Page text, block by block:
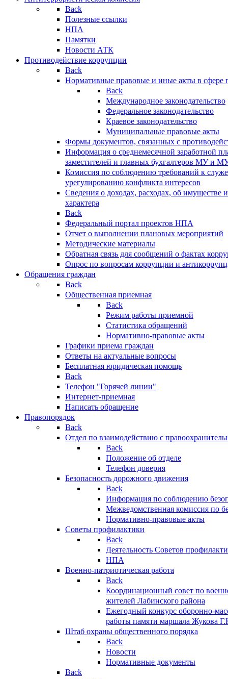
Back
Полезные ссылки
НПА
Памятки
Новости АТК
Противодействие коррупции
Back
Нормативные правовые и иные акты в сфере
Back
Международное законодательство
Федеральное законодательство
Краевое законодательство
Муниципальные правовые акты
Формы документов, связанных с
Информация о среднемесячной заработной
заместителей и главных бухгалтеров МУ и
Комиссия по соблюдению требований к
урегулированию конфликта интересов
Сведения о доходах, расходах, об имуществе
характера
Back
Федеральный портал проектов НПА
Отчет о выполнении плановых мероприятий
Методические материалы
Обратная связь для сообщений о фактах
Опрос по вопросам коррупции и
Обращения граждан
Back
Общественная приемная
Back
Режим работы приемной
Статистика обращений
Нормативно-правовые акты
Графики приема граждан
Ответы на актуальные вопросы
Бесплатная юридическая помощь
Back
Телефон "Горячей линии"
Интернет-приемная
Написать обращение
Правопорядок
Back
Отдел по взаимодействию с
Back
Положение об отделе
Телефон доверия
Безопасность дорожного движения
Back
Информация по соблюдению
Межведомственная комиссия по
Нормативно-правовые акты
Советы профилактики
Back
Деятельность Советов
НПА
Военно-патриотическая работа
Back
Координационный совет по
жителей Лабинского района
Ежегодный конкурс оборонно-
работы памяти маршала Жукова
Штаб охраны общественного порядка
Back
Новости
Нормативные документы
Back